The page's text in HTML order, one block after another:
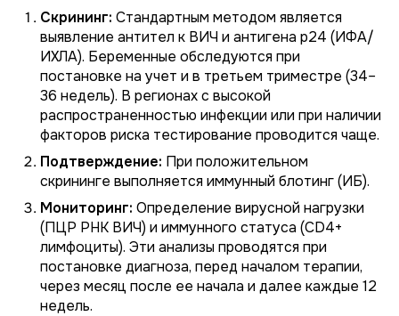
Скрининг: Стандартным методом является
выявление антител к ВИЧ и антигена p24 (ИФА/
ИХЛА). Беременные обследуются при
постановке на учет и в третьем триместре (34–
36 недель). В регионах с высокой
распространенностью инфекции или при наличии
факторов риска тестирование проводится чаще.
Подтверждение: При положительном
скрининге выполняется иммунный блотинг (ИБ).
Мониторинг: Определение вирусной нагрузки
(ПЦР РНК ВИЧ) и иммунного статуса (CD4+
лимфоциты). Эти анализы проводятся при
постановке диагноза, перед началом терапии,
через месяц после ее начала и далее каждые 12
недель.